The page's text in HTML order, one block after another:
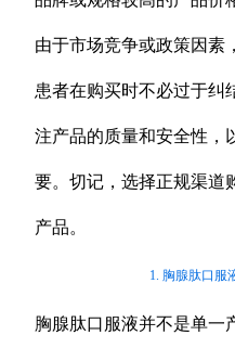
由于市场竞争或政策因素
患者在购买时不必过于纠
注产品的质量和安全性，
要。切记，选择正规渠道
产品。
1. 胸腺肽口服
胸腺肽口服液并不是单一